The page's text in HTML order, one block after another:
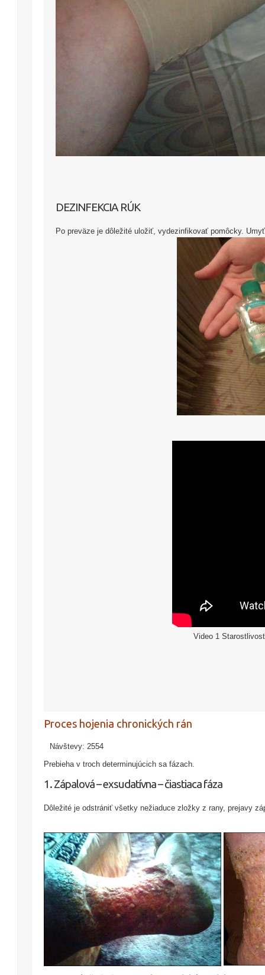
DEZINFEKCIA RÚK
Po preväze je dôležité uložiť, vydezinfikovať pomôcky.
Video 1
Proces hojenia chronických rán
Návštevy: 2554
Prebieha v troch determinujúcich sa fázach.
1. Zápalová – exsudatívna – čiastiaca fáza
Dôležité je odstrániť všetky nežiaduce zložky z rany, prejavy